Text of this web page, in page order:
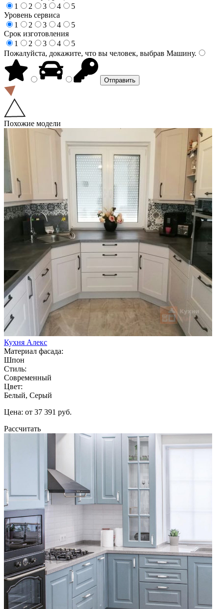
1
2 3 4
5
Уровень сервиса
1
2 3 4
5
Срок изготовления
1
2 3 4
5
Пожалуйста, докажите, что вы человек, выбрав Машину.
Похожие модели
Кухня Алекс
Материал фасада:
Шпон
Стиль:
Современный
Цвет:
Белый, Серый
Цена: от 37 391 руб.
Рассчитать